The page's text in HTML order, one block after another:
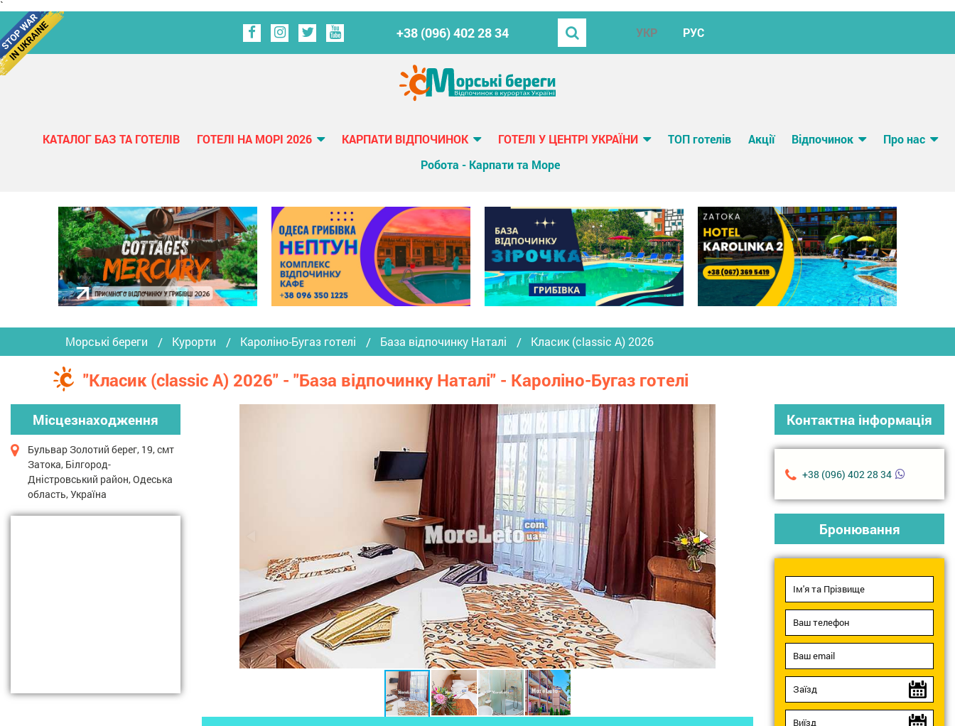
`
+38 (096) 402 28 34 УКР РУС
КАТАЛОГ БАЗ ТА ГОТЕЛІВ ГОТЕЛІ НА МОРІ 2026 КАРПАТИ ВІДПОЧИНОК ГОТЕЛІ У ЦЕНТРІ УКРАЇНИ ТОП готелів Акції Відпочинок
Про нас
Робота - Карпати та Море
Морські береги Курорти Кароліно-Бугаз готелі База відпочинку Наталі Класик (сlassic A) 2026
"Класик (сlassic A) 2026" - "База відпочинку Наталі" - Кароліно-Бугаз готелі
Місцезнаходження
Бульвар Золотий берег, 19, смт
Затока, Білгород-
Дністровський район, Одеська
область, Україна
Контактна інформація
+38 (096) 402 28 34
Бронювання